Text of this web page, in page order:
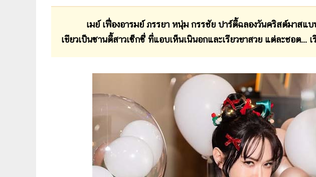
เมย์ เฟื่องอารมย์ ภรรยา หนุ่ม กรรชัย ปาร์ตี้ฉลองวันคริสต์มาสแ
เขียวเป็นซานตี้สาวเซ็กซี่ ที่แอบเห็นเนินอกและเรียวขาสวย แต่ละชอต... เ